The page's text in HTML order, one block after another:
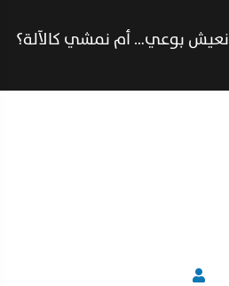
نعيش بوعي… أم نمشي كالآلة؟